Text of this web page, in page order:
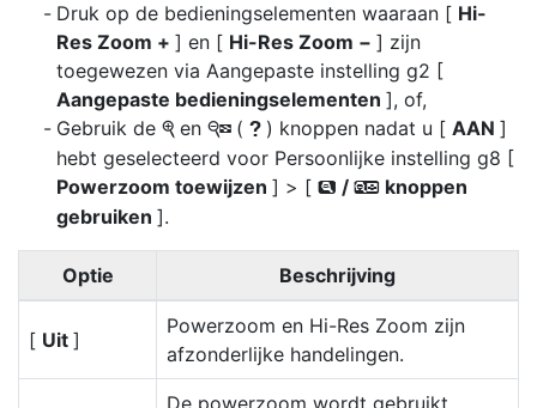
Druk op de bedieningselementen waaraan [ Hi-
Res Zoom + ] en [ Hi-Res Zoom − ] zijn
toegewezen via Aangepaste instelling g2 [
Aangepaste bedieningselementen ], of,
Gebruik de X en W ( Q ) knoppen nadat u [ AAN ]
hebt geselecteerd voor Persoonlijke instelling g8 [
Powerzoom toewijzen ] > [ x / w knoppen
gebruiken ].
Optie Beschrijving
[ Uit ]
Powerzoom en Hi-Res Zoom zijn
afzonderlijke handelingen.
De powerzoom wordt gebruikt